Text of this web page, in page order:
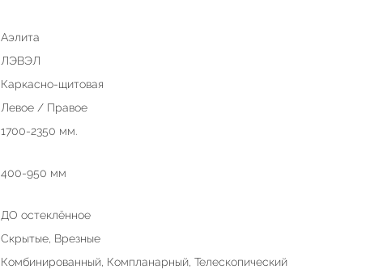
Аэлита
ЛЭВЭЛ
Каркасно-щитовая
Левое / Правое
1700-2350 мм.
400-950 мм
ДО остеклённое
Скрытые, Врезные
Комбинированный, Компланарный, Телескопический